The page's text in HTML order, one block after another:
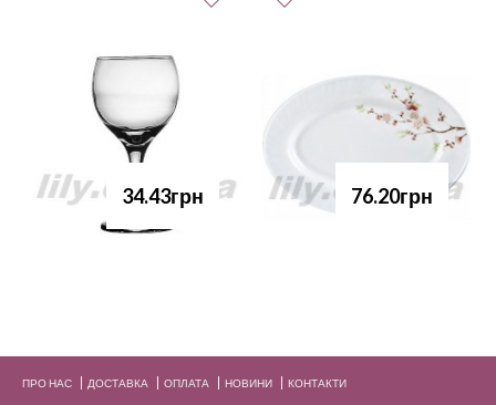
34.43грн 76.20грн
ПРО НАС ДОСТАВКА ОПЛАТА НОВИНИ КОНТАКТИ